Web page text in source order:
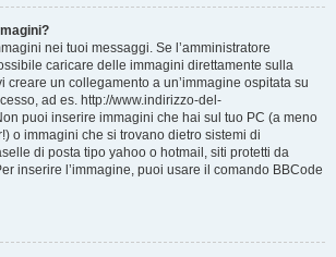
nei tuoi messaggi. Se l’amministratore
caricare delle immagini direttamente sulla
creare un collegamento a un’immagine ospitata su
ad es. http://www.indirizzo-del-
puoi inserire immagini che hai sul tuo PC (a meno
o immagini che si trovano dietro sistemi di
di posta tipo yahoo o hotmail, siti protetti da
inserire l’immagine, puoi usare il comando BBCode